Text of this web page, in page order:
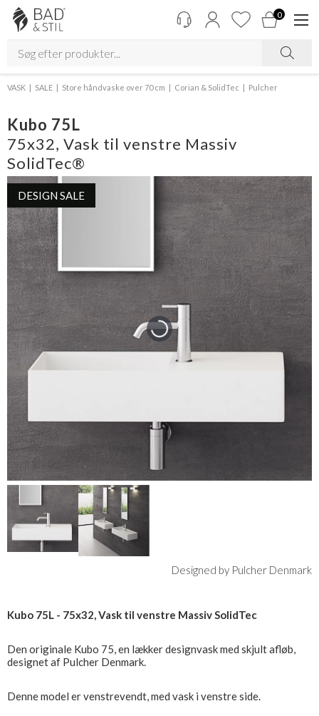
0
VASK SALE Store håndvaske over 70 cm Corian & SolidTec Pulcher
Kubo 75L
75x32, Vask til venstre Massiv
SolidTec®
DESIGN SALE
Designed by Pulcher Denmark
Kubo 75L - 75x32, Vask til venstre Massiv SolidTec
Den originale Kubo 75, en lækker designvask med skjult afløb,
designet af Pulcher Denmark.
Denne model er venstrevendt, med vask i venstre side.